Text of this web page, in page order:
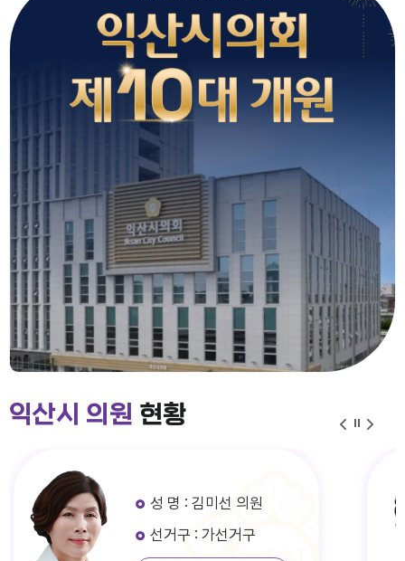
익산시의회 기간제근로자(비서, 행정보조) 채용 공고
익산시 의원 현황
성 명 : 김미선 의원
선거구 : 가선거구